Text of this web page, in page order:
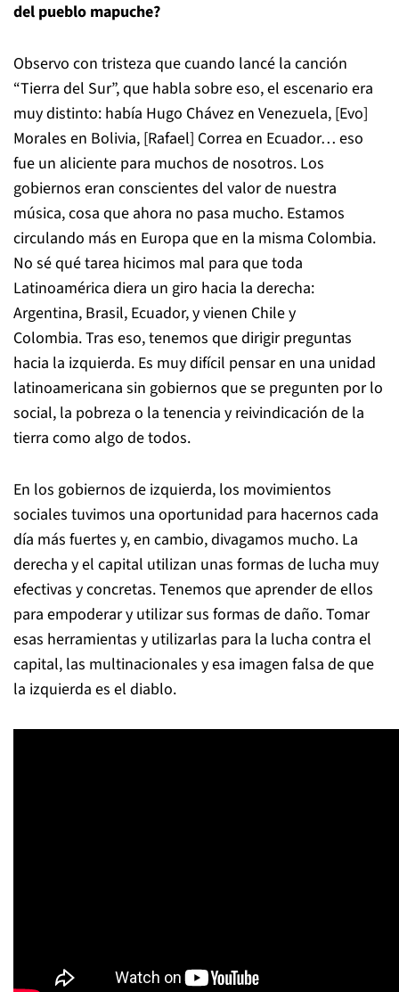
del pueblo mapuche?
Observo con tristeza que cuando lancé la canción
“Tierra del Sur”, que habla sobre eso, el escenario era
muy distinto: había Hugo Chávez en Venezuela, [Evo]
Morales en Bolivia, [Rafael] Correa en Ecuador… eso
fue un aliciente para muchos de nosotros. Los
gobiernos eran conscientes del valor de nuestra
música, cosa que ahora no pasa mucho. Estamos
circulando más en Europa que en la misma Colombia.
No sé qué tarea hicimos mal para que toda
Latinoamérica diera un giro hacia la derecha:
Argentina, Brasil, Ecuador, y vienen Chile y
Colombia. Tras eso, tenemos que dirigir preguntas
hacia la izquierda. Es muy difícil pensar en una unidad
latinoamericana sin gobiernos que se pregunten por lo
social, la pobreza o la tenencia y reivindicación de la
tierra como algo de todos.
En los gobiernos de izquierda, los movimientos
sociales tuvimos una oportunidad para hacernos cada
día más fuertes y, en cambio, divagamos mucho. La
derecha y el capital utilizan unas formas de lucha muy
efectivas y concretas. Tenemos que aprender de ellos
para empoderar y utilizar sus formas de daño. Tomar
esas herramientas y utilizarlas para la lucha contra el
capital, las multinacionales y esa imagen falsa de que
la izquierda es el diablo.